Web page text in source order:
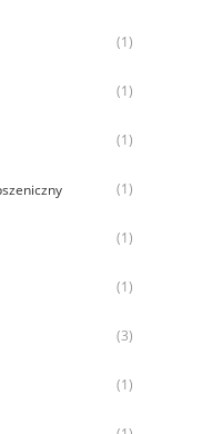
(1)
(1)
(1)
(1)
(1)
(1)
(3)
(1)